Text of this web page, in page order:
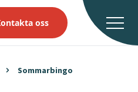
oss
Sommarbingo